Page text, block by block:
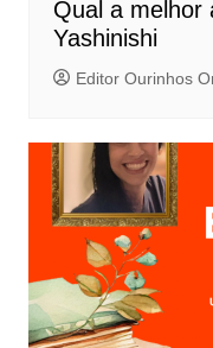
Qual a melhor
Yashinishi
Editor Ourinhos